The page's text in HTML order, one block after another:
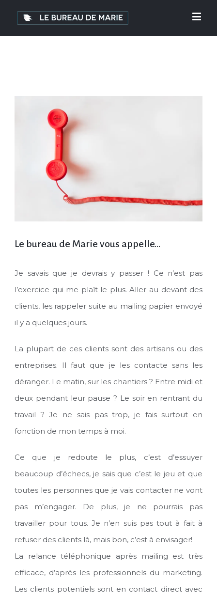
Le bureau de Marie vous appelle…
Je savais que je devrais y passer ! Ce n’est pas
l’exercice qui me plaît le plus. Aller au-devant des
clients, les rappeler suite au mailing papier envoyé
il y a quelques jours.
La plupart de ces clients sont des artisans ou des
entreprises. Il faut que je les contacte sans les
déranger. Le matin, sur les chantiers ? Entre midi et
deux pendant leur pause ? Le soir en rentrant du
travail ? Je ne sais pas trop, je fais surtout en
fonction de mon temps à moi.
Ce que je redoute le plus, c’est d’essuyer
beaucoup d’échecs, je sais que c’est le jeu et que
toutes les personnes que je vais contacter ne vont
pas m’engager. De plus, je ne pourrais pas
travailler pour tous. Je n’en suis pas tout à fait à
refuser des clients là, mais bon, c’est à envisager!
La relance téléphonique après mailing est très
efficace, d’après les professionnels du marketing.
Les clients potentiels sont en contact direct avec